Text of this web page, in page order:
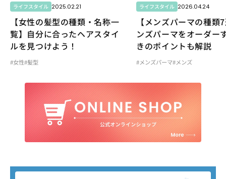
ライフスタイル 2025.02.21
【女性の髪型の種類・名称一
覧】自分に合ったヘアスタイ
ルを見つけよう！
#女性#髪型
ライフスタイル 2026.04.24
【メンズパーマの種類
ンズパーマをオーダー
きのポイントも解説
#メンズパーマ#メンズ